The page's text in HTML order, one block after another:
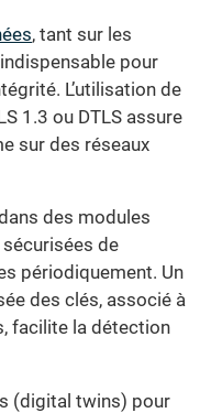
, tant sur les
pour
L’utilisation de
1.3 ou DTLS assure
sur des réseaux
des modules
de
périodiquement. Un
des clés, associé à
facilite la détection
(digital twins) pour